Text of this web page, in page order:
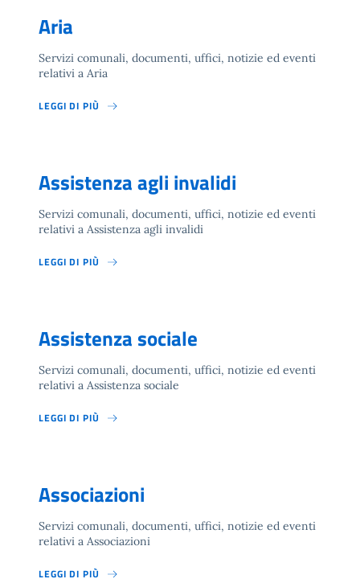
Aria
Servizi comunali, documenti, uffici, notizie ed eventi
relativi a Aria
LEGGI DI PIÙ
Assistenza agli invalidi
Servizi comunali, documenti, uffici, notizie ed eventi
relativi a Assistenza agli invalidi
LEGGI DI PIÙ
Assistenza sociale
Servizi comunali, documenti, uffici, notizie ed eventi
relativi a Assistenza sociale
LEGGI DI PIÙ
Associazioni
Servizi comunali, documenti, uffici, notizie ed eventi
relativi a Associazioni
LEGGI DI PIÙ